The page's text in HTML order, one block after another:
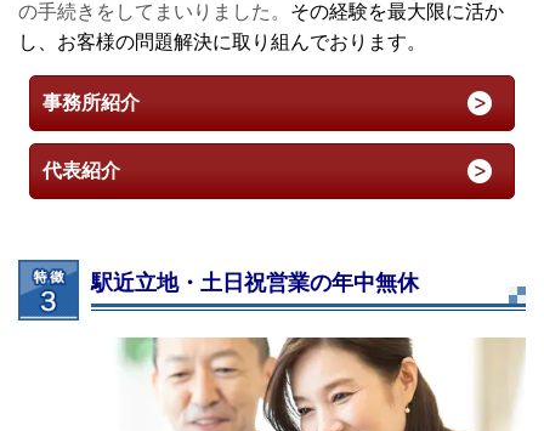
の手続きをしてまいりました。 その経験を最大限に活か
し、お客様の問題解決に取り組んでおります。
事務所紹介
代表紹介
駅近立地・土日祝営業の年中無休